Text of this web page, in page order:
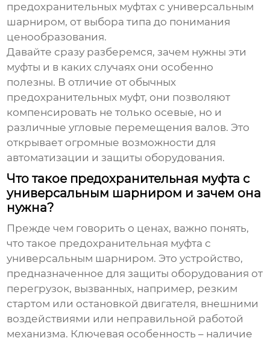
предохранительных муфтах с универсальным
шарниром, от выбора типа до понимания
ценообразования.
Давайте сразу разберемся, зачем нужны эти
муфты и в каких случаях они особенно
полезны. В отличие от обычных
предохранительных муфт, они позволяют
компенсировать не только осевые, но и
различные угловые перемещения валов. Это
открывает огромные возможности для
автоматизации и защиты оборудования.
Что такое предохранительная муфта с
универсальным шарниром и зачем она
нужна?
Прежде чем говорить о ценах, важно понять,
что такое предохранительная муфта с
универсальным шарниром. Это устройство,
предназначенное для защиты оборудования от
перегрузок, вызванных, например, резким
стартом или остановкой двигателя, внешними
воздействиями или неправильной работой
механизма. Ключевая особенность – наличие